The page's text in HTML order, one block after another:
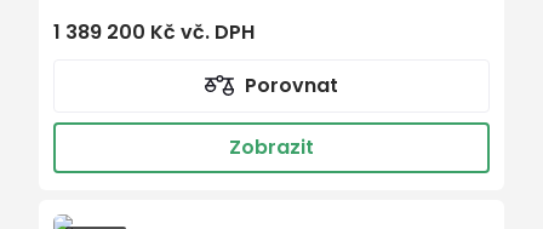
deaktivace airbagu spolujezdce
digitální přístrojová deska
Digitální přístrojový štít
dotykové ovládání palubního počítače
1 389 200 Kč vč. DPH
Porovnat
Zobrazit